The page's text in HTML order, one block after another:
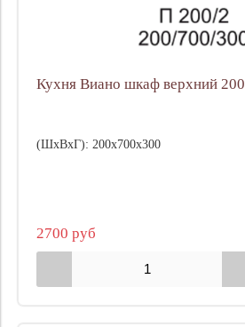
Кухня Виано шкаф верхний 200
(ШхВхГ): 200х700х300
2700 руб